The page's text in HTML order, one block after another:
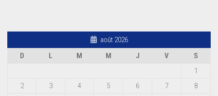
août 2026
D
L M M J V
S
1
2
3 4 5 6 7
8